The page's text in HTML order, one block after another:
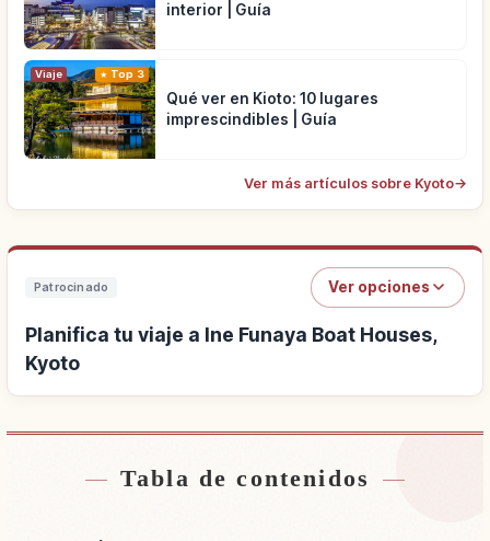
interior | Guía
Viaje Top 3
Qué ver en Kioto: 10 lugares
imprescindibles | Guía
Ver más artículos sobre Kyoto→
Patrocinado Ver opciones
Planifica tu viaje a Ine Funaya Boat Houses,
Kyoto
Buscar alojamiento cerca de Ine Funaya Boat
Tabla de contenidos